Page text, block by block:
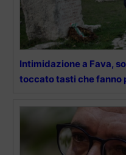
Intimidazione a Fava,
toccato tasti che fanno